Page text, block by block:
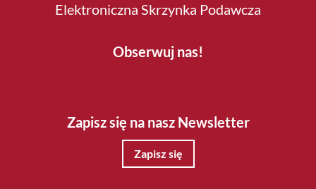
Elektroniczna Skrzynka Podawcza
Obserwuj nas!
Zapisz się na nasz Newsletter
Zapisz się